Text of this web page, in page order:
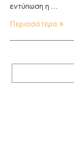
εντύπωση η …
Περισσότερα